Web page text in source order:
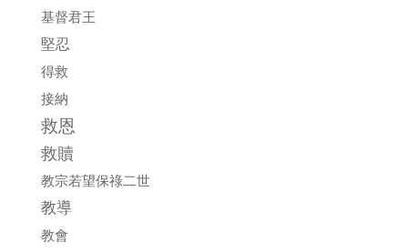
基督君王
堅忍
得救
接納
救恩
救贖
教宗若望保祿二世
教導
教會